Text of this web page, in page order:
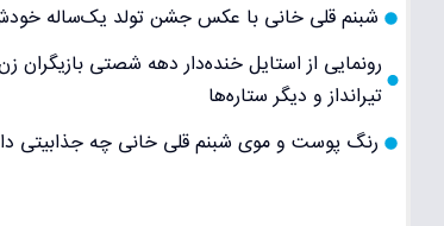
شبنم قلی خانی با عکس جشن تولد یک‌ساله خودش
رونمایی از استایل خنده‌دار دهه شصتی
تیرانداز و دیگر ستاره‌ها
رنگ پوست و موی شبنم قلی خانی چه جذابیتی